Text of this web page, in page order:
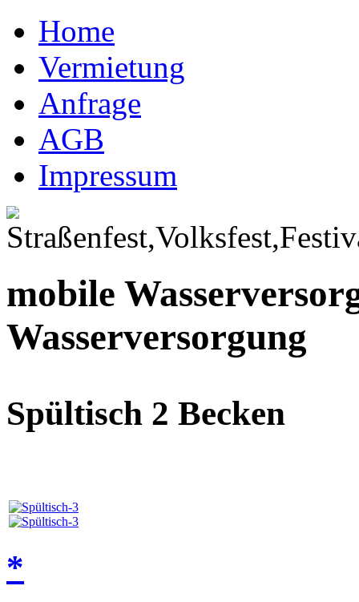
Home
Vermietung
Anfrage
AGB
Impressum
mobile
Wasserversorgung
Spültisch 2 Becken
*